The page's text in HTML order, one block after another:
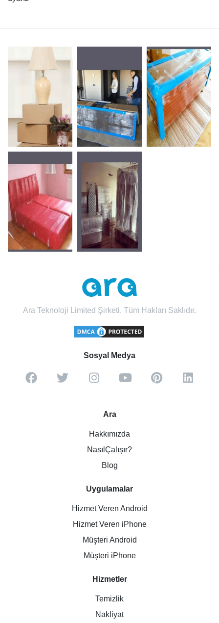
Ara Teknoloji Limited Şirketi. Tüm Hakları Saklıdır.
Sosyal Medya
Ara
Hakkımızda
NasılÇalışır?
Blog
Uygulamalar
Hizmet Veren Android
Hizmet Veren iPhone
Müşteri Android
Müşteri iPhone
Hizmetler
Temizlik
Nakliyat